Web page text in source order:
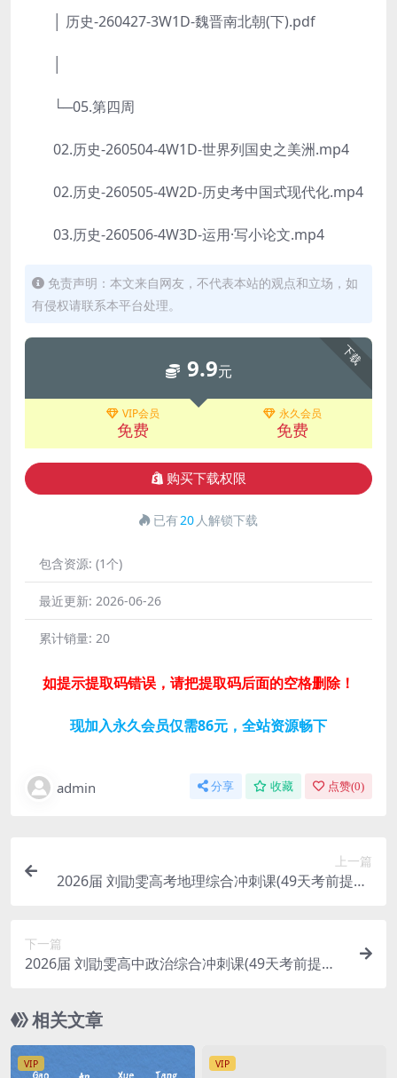
│ 历史-260427-3W1D-魏晋南北朝(下).pdf
└─05.第四周
02.历史-260504-4W1D-世界列国史之美洲.mp4
02.历史-260505-4W2D-历史考中国式现代化.mp4
03.历史-260506-4W3D-运用·写小论文.mp4
免责声明：本文来自网友，不代表本站的观点和立场，如
有侵权请联系本平台处理。
下载
9.9元
VIP会员
免费
永久会员
免费
购买下载权限
已有20 人解锁下载
包含资源: (1个)
最近更新: 2026-06-26
累计销量: 20
如提示提取码错误，请把提取码后面的空格删除！
现加入永久会员仅需86元，全站资源畅下
admin 分享 收藏 点赞(0)
上一篇
2026届 刘勖雯高考地理综合冲刺课(49天考前提分)
下一篇
2026届 刘勖雯高中政治综合冲刺课(49天考前提分)
相关文章
VIP VIP